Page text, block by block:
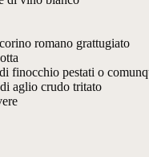
romano grattugiato
finocchio pestati o
aglio crudo tritato